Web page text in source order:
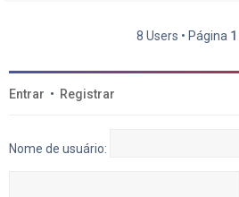
8 Users • Página 1
Entrar • Registrar
Nome de usuário: